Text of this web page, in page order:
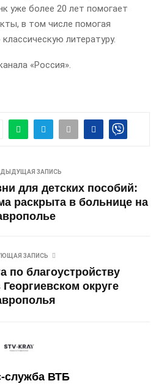
уже более 20 лет помогает
в том числе помогая
литературу.
«Россия».
ЗАПИСЬ
для детских пособий:
раскрыта в больнице на
ЗАПИСЬ
по благоустройству
округе
служба ВТБ